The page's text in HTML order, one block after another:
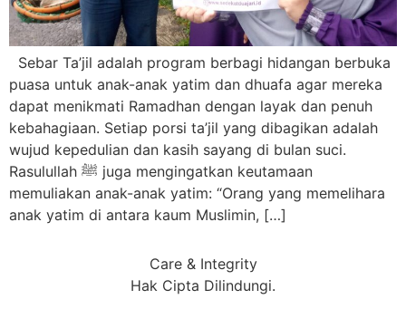
Sebar Ta’jil adalah program berbagi hidangan berbuka
puasa untuk anak-anak yatim dan dhuafa agar mereka
dapat menikmati Ramadhan dengan layak dan penuh
kebahagiaan. Setiap porsi ta’jil yang dibagikan adalah
wujud kepedulian dan kasih sayang di bulan suci.
Rasulullah ﷺ juga mengingatkan keutamaan
memuliakan anak-anak yatim: “Orang yang memelihara
anak yatim di antara kaum Muslimin, […]
Care & Integrity
Hak Cipta Dilindungi.